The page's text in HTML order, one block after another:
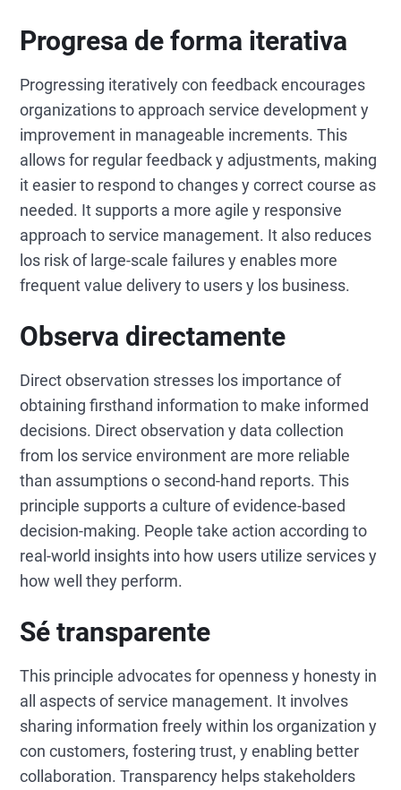
Progresa de forma iterativa
Progressing iteratively con feedback encourages
organizations to approach service development y
improvement in manageable increments. This
allows for regular feedback y adjustments, making
it easier to respond to changes y correct course as
needed. It supports a more agile y responsive
approach to service management. It also reduces
los risk of large-scale failures y enables more
frequent value delivery to users y los business.
Observa directamente
Direct observation stresses los importance of
obtaining firsthand information to make informed
decisions. Direct observation y data collection
from los service environment are more reliable
than assumptions o second-hand reports. This
principle supports a culture of evidence-based
decision-making. People take action according to
real-world insights into how users utilize services y
how well they perform.
Sé transparente
This principle advocates for openness y honesty in
all aspects of service management. It involves
sharing information freely within los organization y
con customers, fostering trust, y enabling better
collaboration. Transparency helps stakeholders